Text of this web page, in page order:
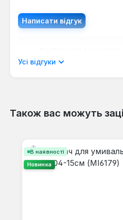
Написати відгук
мовою.
Відгуків не знайдено.
Усі відгуки
Також вас можуть
В наявності
Новинка